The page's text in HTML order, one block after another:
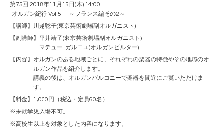
第75回 2018年11月15日(木) 14:00
-オルガン紀行 Vol.5- ～フランス編その2～
【講師】川越聡子(東京芸術劇場副オルガニスト)
【副講師】平井靖子(東京芸術劇場副オルガニスト)
マテュー･ガルニエ(オルガンビルダー)
【内容】オルガンのある地域ごとに、それぞれの楽器の特徴やその地域のオ
ルガン作品を紹介します。
講義の後は、オルガンバルコニーで楽器を間近にご覧いただけま
す。
【料金】1,000円（税込・定員60名）
※未就学児入場不可。
※高校生以上を対象とした内容になります。